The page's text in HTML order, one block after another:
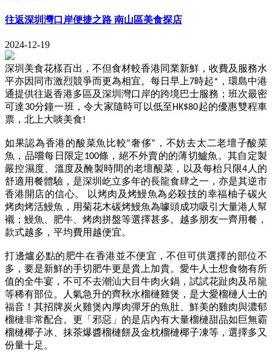
往返深圳灣口岸便捷之路 南山區美食探店
2024-12-19
深圳美食花樣百出，不但食材較香港同業新鮮，收費及服務水
平亦因同市激烈競爭而更為相宜。每日早上7時起*，環島中港
通提供往返香港多區及深圳灣口岸的跨境巴士服務；班次最密
可達30分鐘一班，令大家隨時可以低至HK$80起的優惠雙程車
票，北上大啖美食!
如果認為香港的酸菜魚比較“奢侈”，不妨去太二老壇子酸菜
魚，品嚐每日限定100條，絕不外賣的的薄切鱸魚。其自定製
嚴控濕度、溫度及醃製時間的老壇酸菜，以及每枱只限4人的
舒適用餐體驗，是深圳屹立多年的長龍食肆之一，亦是其逆市
香港開店的信心。 以烤肉及烤鰻魚為必殺技的幸福柚子碳火
烤肉烤活鰻魚，用菊花木碳烤鰻魚為噱頭成功吸引大量港人幫
襯；鰻魚、肥牛、烤肉拼盤等選擇甚多。越多朋友一齊用餐，
款式越多，平均費用越便宜。
打邊爐必點的肥牛在香港並不便宜，不但可供選擇的部位不
多，要是新鮮的手切肥牛更是貴上加貴。愛牛人士想食物有所
值的全牛宴，不可不去潮汕大目牛肉火鍋，試試花趾肉及吊龍
等稀有部位。人氣急升的齊秋水榴槤雞煲，是大愛榴槤人士的
福音！其招牌炭火雞煲內厚肉彈牙的魚肚、鮮美的雞肉與濃郁
榴槤非常配合。更「邪惡」的是店內有大量榴槤甜品如巨無霸
榴槤椰子冰、抹茶爆醬榴槤餅及金枕榴槤椰子凍等，選擇多又
份量十足。